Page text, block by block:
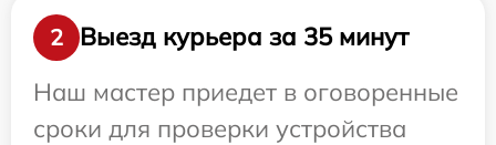
2
Выезд курьера за 35 минут
Наш мастер приедет в оговоренные
сроки для проверки устройства